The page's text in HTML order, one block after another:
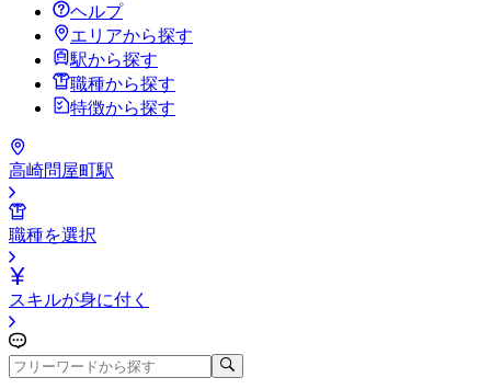
ヘルプ
エリアから探す
駅から探す
職種から探す
特徴から探す
高崎問屋町駅
職種を選択
スキルが身に付く